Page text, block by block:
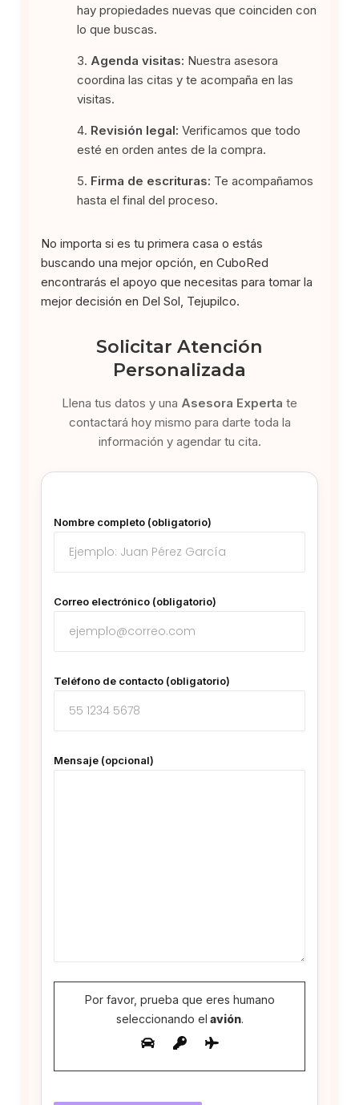
hay propiedades nuevas que coinciden con
lo que buscas.
Agenda visitas: Nuestra asesora
coordina las citas y te acompaña en las
visitas.
Revisión legal: Verificamos que todo
esté en orden antes de la compra.
Firma de escrituras: Te acompañamos
hasta el final del proceso.
No importa si es tu primera casa o estás
buscando una mejor opción, en CuboRed
encontrarás el apoyo que necesitas para tomar la
mejor decisión en Del Sol, Tejupilco.
Solicitar Atención
Personalizada
Llena tus datos y una Asesora Experta te
contactará hoy mismo para darte toda la
información y agendar tu cita.
Nombre completo (obligatorio)
Correo electrónico (obligatorio)
Teléfono de contacto (obligatorio)
Mensaje (opcional)
Por favor, prueba que eres humano
seleccionando el avión.